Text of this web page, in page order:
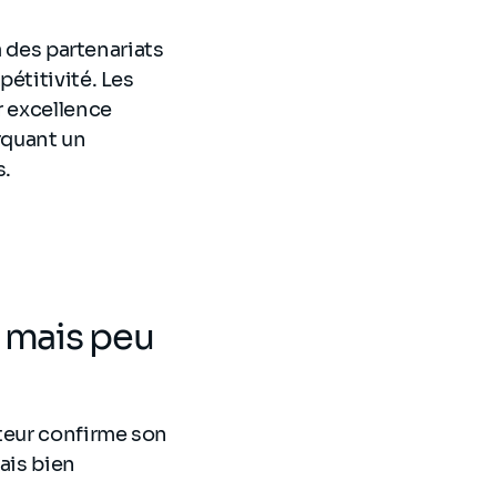
des partenariats
Les
excellence
un
peu
confirme son
bien